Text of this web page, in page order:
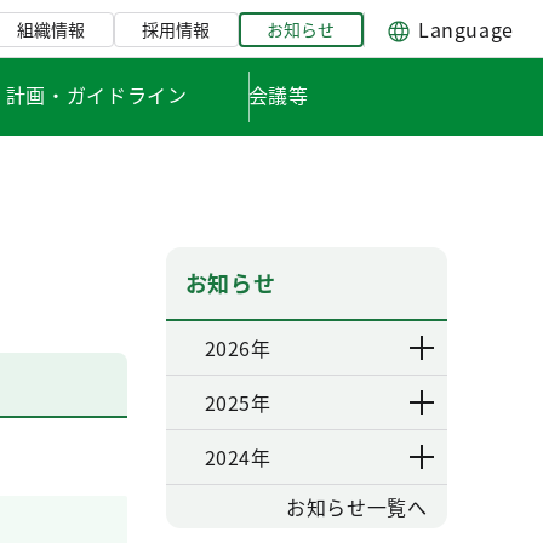
組織情報 採用情報 お知らせ Language
画・ガイドライン 会議等
お知らせ
2026年
2025年
2024年
お知らせ一覧へ